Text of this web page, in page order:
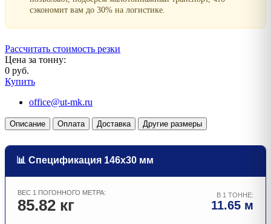
сэкономит вам до 30% на логистике.
Рассчитать стоимость резки
Цена за тонну:
0 руб.
Купить
office@ut-mk.ru
Описание Оплата Доставка Другие размеры
📊 Спецификация 146х30 мм
ВЕС 1 ПОГОННОГО МЕТРА:
85.82 кг
В 1 ТОННЕ:
11.65 м